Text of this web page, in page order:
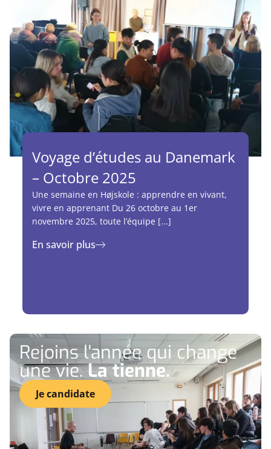
Voyage d’études au Danemark
– Octobre 2025
Une semaine en Højskole : apprendre en vivant,
vivre en apprenant Du 26 octobre au 1er
novembre 2025, toute l’équipe [...]
En savoir plus
Rejoins l'année qui change
une vie.La tienne.
Je candidate